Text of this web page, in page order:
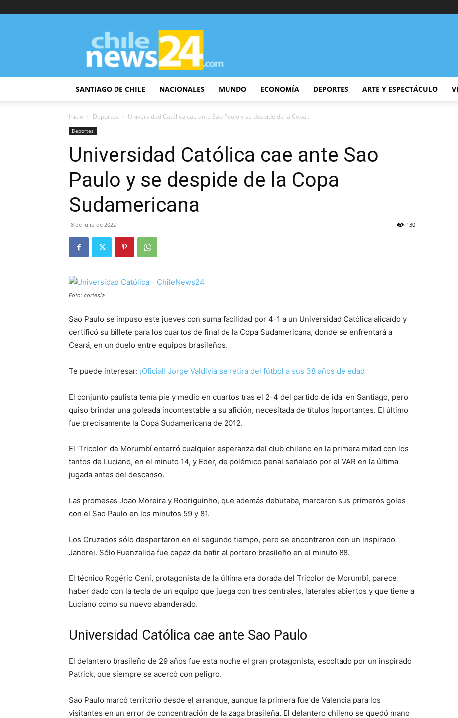
ChileNews24
SANTIAGO DE CHILE NACIONALES MUNDO ECONOMÍA DEPORTES ARTE Y ESPECTÁCULO
Inicio Deportes Universidad Católica cae ante Sao Paulo y se despide de la Copa...
Deportes
Universidad Católica cae ante Sao
Paulo y se despide de la Copa
Sudamericana
8 de julio de 2022 130
Foto: cortesía
Sao Paulo se impuso este jueves con suma facilidad por 4-1 a un Universidad Católica alicaído y
certificó su billete para los cuartos de final de la Copa Sudamericana, donde se enfrentará a
Ceará, en un duelo entre equipos brasileños.
Te puede interesar: ¡Oficial! Jorge Valdivia se retira del fútbol a sus 38 años de edad
El conjunto paulista tenía pie y medio en cuartos tras el 2-4 del partido de ida, en Santiago, pero
quiso brindar una goleada incontestable a su afición, necesitada de títulos importantes. El último
fue precisamente la Copa Sudamericana de 2012.
El ‘Tricolor’ de Morumbí enterró cualquier esperanza del club chileno en la primera mitad con los
tantos de Luciano, en el minuto 14, y Eder, de polémico penal señalado por el VAR en la última
jugada antes del descanso.
Las promesas Joao Moreira y Rodriguinho, que además debutaba, marcaron sus primeros goles
con el Sao Paulo en los minutos 59 y 81.
Los Cruzados sólo despertaron en el segundo tiempo, pero se encontraron con un inspirado
Jandrei. Sólo Fuenzalida fue capaz de batir al portero brasileño en el minuto 88.
El técnico Rogério Ceni, protagonista de la última era dorada del Tricolor de Morumbí, parece
haber dado con la tecla de un equipo que juega con tres centrales, laterales abiertos y que tiene a
Luciano como su nuevo abanderado.
Universidad Católica cae ante Sao Paulo
El delantero brasileño de 29 años fue esta noche el gran protagonista, escoltado por un inspirado
Patrick, que siempre se acercó con peligro.
Sao Paulo marcó territorio desde el arranque, aunque la primera fue de Valencia para los
visitantes en un error de concentración de la zaga brasileña. El delantero chileno se quedó mano